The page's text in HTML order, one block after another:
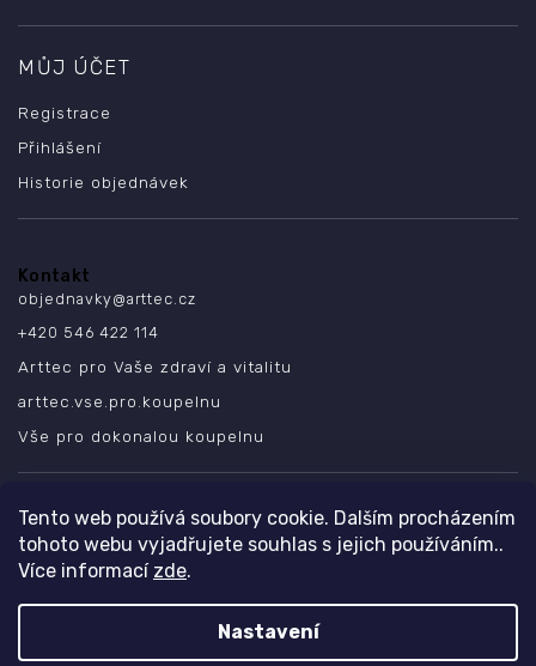
Tento web používá soubory cookie. Dalším procházením
tohoto webu vyjadřujete souhlas s jejich používáním..
Více informací zde.
Nastavení
MŮJ ÚČET
Registrace
Přihlášení
Historie objednávek
Kontakt
objednavky@arttec.cz
+420 546 422 114
Arttec pro Vaše zdraví a vitalitu
arttec.vse.pro.koupelnu
Vše pro dokonalou koupelnu
SLEDUJTE NÁS